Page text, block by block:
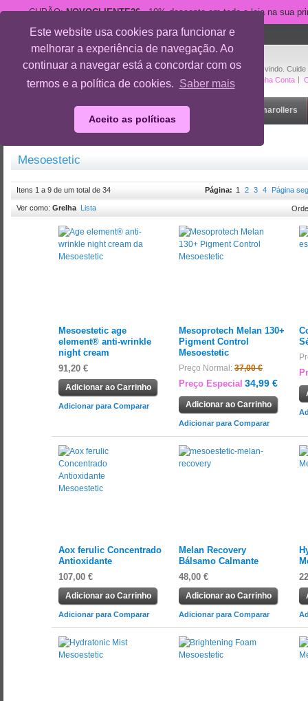
Este website usa cookies para funcionar e
melhorar a experiência de navegação. Ao
continuar a navegar está a concordar com os
termos e a política de cookies. Saber mais
Aceito as políticas
CUPÃO:NOVOCLIENTE26- 10% desconto em toda a loja na sua
Bem-vindo.
A Minha Conta
suporte@cuidedesi.pt
+351 918 595 801
Rosto Dermarollers
Mesoestetic
Mesoestetic
Itens 1 a 9 de um total de 34 Página: 1 2 3 4 Página
Ver como: Grelha Lista
Mesoestetic age
element® anti-wrinkle
night cream
91,20 €
Adicionar ao Carrinho
Adicionar para Comparar
Mesoprotech Melan 130+
Pigment Control
Mesoestetic
Preço Normal: 37,00 €
Preço Especial 34,99 €
Adicionar ao Carrinho
Adicionar para Comparar
Aox ferulic Concentrado
Antioxidante
107,00 €
Adicionar ao Carrinho
Adicionar para Comparar
Melan Recovery
Bálsamo Calmante
48,00 €
Adicionar ao Carrinho
Adicionar para Comparar